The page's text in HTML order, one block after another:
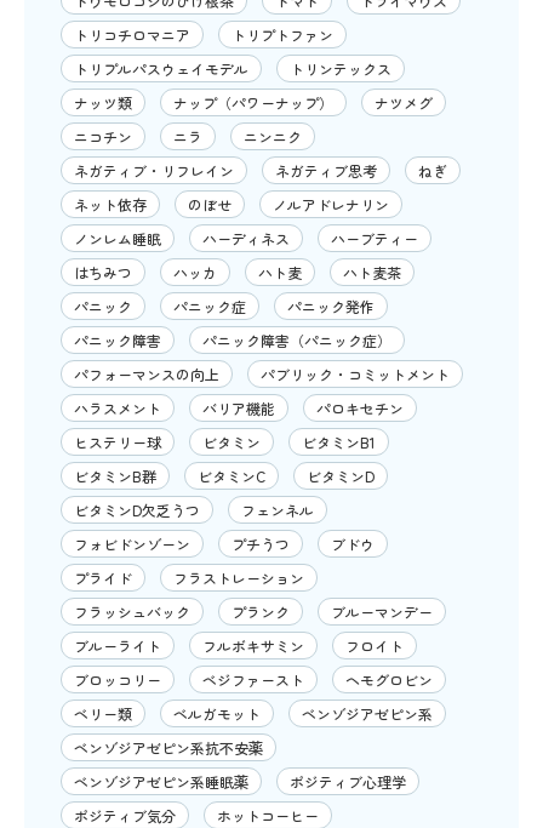
トリコチロマニア
トリプトファン
トリプルパスウェイモデル
トリンテックス
ナッツ類
ナップ（パワーナップ）
ナツメグ
ニコチン
ニラ
ニンニク
ネガティブ・リフレイン
ネガティブ思考
ねぎ
ネット依存
のぼせ
ノルアドレナリン
ノンレム睡眠
ハーディネス
ハーブティー
はちみつ
ハッカ ハト麦
ハト麦茶
パニック
パニック症
パニック発作
パニック障害
パニック障害（パニック症）
パフォーマンスの向上
パブリック・コミットメント
ハラスメント
バリア機能
パロキセチン
ヒステリー球
ビタミン
ビタミンB1
ビタミンB群
ビタミンC
ビタミンD
ビタミンD欠乏うつ
フェンネル
フォビドンゾーン
プチうつ
ブドウ
プライド
フラストレーション
フラッシュバック
プランク
ブルーマンデー
ブルーライト
フルボキサミン
フロイト
ブロッコリー
ベジファースト
ヘモグロビン
ベリー類
ベルガモット
ベンゾジアゼピン系
ベンゾジアゼピン系抗不安薬
ベンゾジアゼピン系睡眠薬
ポジティブ心理学
ポジティブ気分
ホットコーヒー